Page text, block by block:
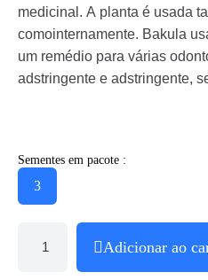
medicinal. A planta é usada
comointernamente. Bakula
um remédio para várias
adstringente e adstringente,
Sementes em pacote :
3
Adicionar ao